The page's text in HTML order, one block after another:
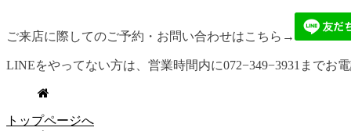
ご来店に際してのご予約・お問い合わせはこちら→
LINEをやってない方は、営業時間内に072−349−3931までお
トップページへ